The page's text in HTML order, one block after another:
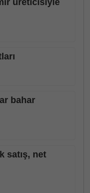
üreticisiyle
bahar
satış, net